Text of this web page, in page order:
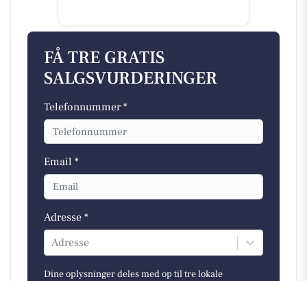
FÅ TRE GRATIS
SALGSVURDERINGER
Telefonnummer *
Email *
Adresse *
Adresse
Dine oplysninger deles med op til tre lokale